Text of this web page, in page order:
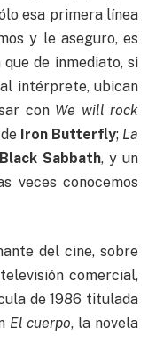
esa primera línea
y le aseguro, es
de inmediato, si
intérprete, ubican
con We will rock
Iron Butterfly; La
Black Sabbath, y un
veces conocemos
del cine, sobre
comercial,
de 1986 titulada
El cuerpo, la novela